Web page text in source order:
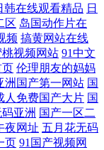
激情欧美 国产自偷
色XXX 好日屌在线
日韩短剧tv 成人日韩
人 99色99操在线 色
韩在线观看精品 日
区 岛国动作片在
频 搞黄网站在线
桃视频网站 91中文
页 伦理朋友的妈妈
洲国产第一网站 国
人免费国产大片 国
亚洲 国产一区二
夜网址 五月花无码
页 91国产视频网